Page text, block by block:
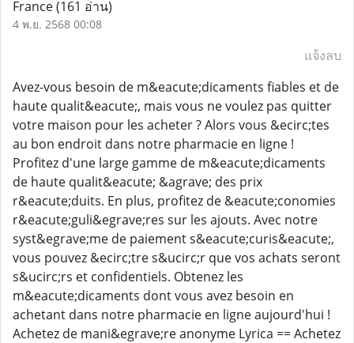
France(161 อ่าน)
4 พ.ย. 2568 00:08
แจ้งลบ
Avez-vous besoin de m&eacute;dicaments fiables et de
haute qualit&eacute;, mais vous ne voulez pas quitter
votre maison pour les acheter ? Alors vous &ecirc;tes
au bon endroit dans notre pharmacie en ligne !
Profitez d'une large gamme de m&eacute;dicaments
de haute qualit&eacute; &agrave; des prix
r&eacute;duits. En plus, profitez de &eacute;conomies
r&eacute;guli&egrave;res sur les ajouts. Avec notre
syst&egrave;me de paiement s&eacute;curis&eacute;,
vous pouvez &ecirc;tre s&ucirc;r que vos achats seront
s&ucirc;rs et confidentiels. Obtenez les
m&eacute;dicaments dont vous avez besoin en
achetant dans notre pharmacie en ligne aujourd'hui !
Achetez de mani&egrave;re anonyme Lyrica == Achetez